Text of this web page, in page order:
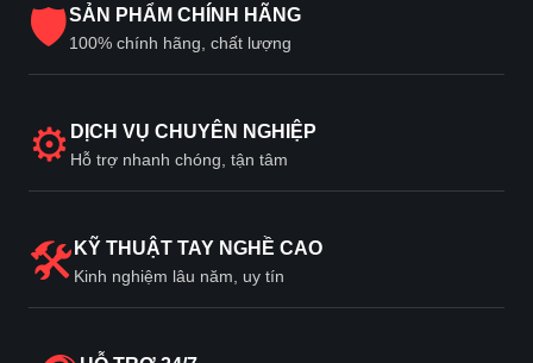
🛡SẢN PHẨM CHÍNH HÃNG
100% chính hãng, chất lượng
⚙ DỊCH VỤ CHUYÊN NGHIỆP
Hỗ trợ nhanh chóng, tận tâm
🛠 KỸ THUẬT TAY NGHỀ CAO
Kinh nghiệm lâu năm, uy tín